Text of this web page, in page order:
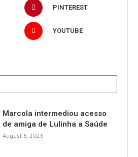
PINTEREST
YOUTUBE
Marcola intermediou acesso
de amiga de Lulinha a Saúde
August 6, 2026